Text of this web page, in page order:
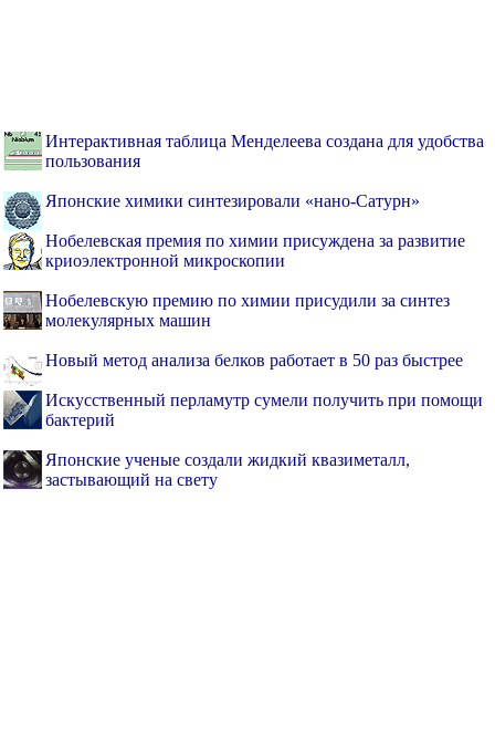
Интерактивная таблица Менделеева создана для удобства
пользования
Японские химики синтезировали «нано-Сатурн»
Нобелевская премия по химии присуждена за развитие
криоэлектронной микроскопии
Нобелевскую премию по химии присудили за синтез
молекулярных машин
Новый метод анализа белков работает в 50 раз быстрее
Искусственный перламутр сумели получить при помощи
бактерий
Японские ученые создали жидкий квазиметалл,
застывающий на свету